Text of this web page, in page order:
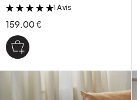
&
1 Avis
159.00 €